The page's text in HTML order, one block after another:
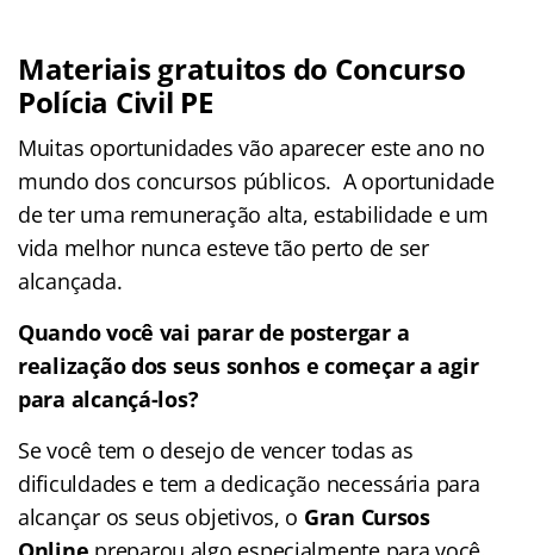
Materiais gratuitos do Concurso
Polícia Civil PE
Muitas oportunidades vão aparecer este ano no
mundo dos concursos públicos. A oportunidade
de ter uma remuneração alta, estabilidade e um
vida melhor nunca esteve tão perto de ser
alcançada.
Quando você vai parar de postergar a
realização dos seus sonhos e começar a agir
para alcançá-los?
Se você tem o desejo de vencer todas as
dificuldades e tem a dedicação necessária para
alcançar os seus objetivos, o Gran Cursos